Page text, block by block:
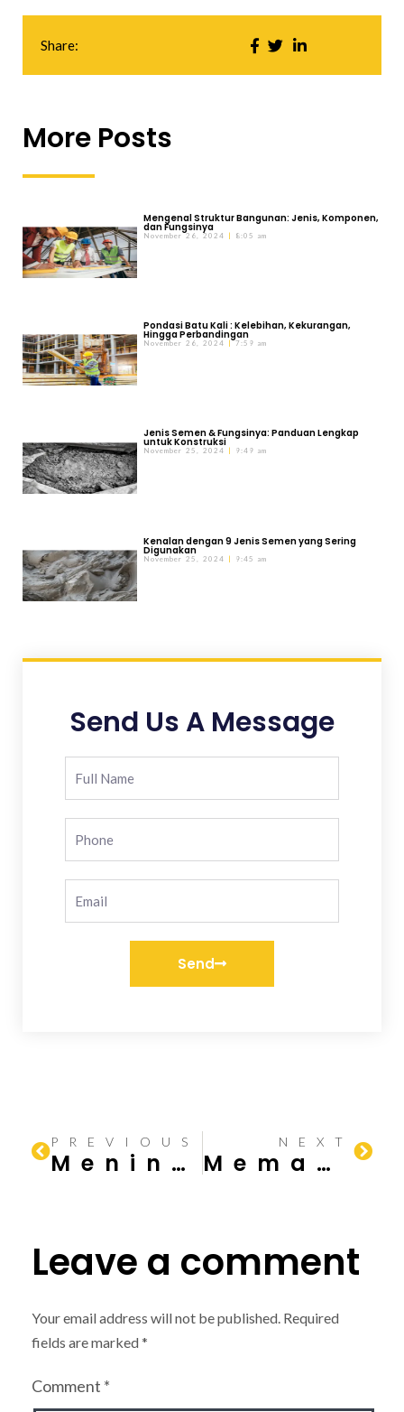
Share:
More Posts
Mengenal Struktur Bangunan: Jenis, Komponen,
dan Fungsinya
November 26, 2024 8:05 am
Pondasi Batu Kali : Kelebihan, Kekurangan,
Hingga Perbandingan
November 26, 2024 7:59 am
Jenis Semen & Fungsinya: Panduan Lengkap
untuk Konstruksi
November 25, 2024 9:49 am
Kenalan dengan 9 Jenis Semen yang Sering
Digunakan
November 25, 2024 9:45 am
Send Us A Message
Send
PREVIOUS
Meningkatkan Keindahan dengan Kelebihan Panel Dinding
NEXT
Memahami Jenis-Jenis Baut dan Mur pada Konstruksi Baja
Leave a comment
Your email address will not be published. Required
fields are marked*
Comment *